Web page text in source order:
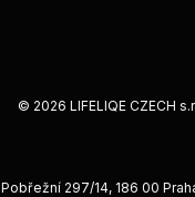
© 2026 LIFELIQE CZECH
Pobřežní 297/14, 186 00